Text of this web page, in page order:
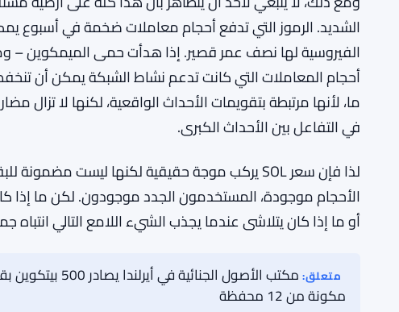
وليس فقط المتداولون. المطورون يلاحظون أيضًا. عندما ترى
مستخدمون حقيقيون يقومون بمعاملات حقيقية، وليس فقط
يريدون مشاريعهم أمام هذا الجمهور. ازدهار الميمكوين
لقدرات الشبكة، يعمل في الوقت الحقيقي.
ومع ذلك، لا ينبغي لأحد أن يتظاهر بأن هذا كله على أرضية
الشديد. الرموز التي تدفع أحجام معاملات ضخمة في أسبوع
الفيروسية لها نصف عمر قصير. إذا هدأت حمى الميمكوين –
ما، لأنها مرتبطة بتقويمات الأحداث الواقعية، لكنها لا تزال
في التفاعل بين الأحداث الكبرى.